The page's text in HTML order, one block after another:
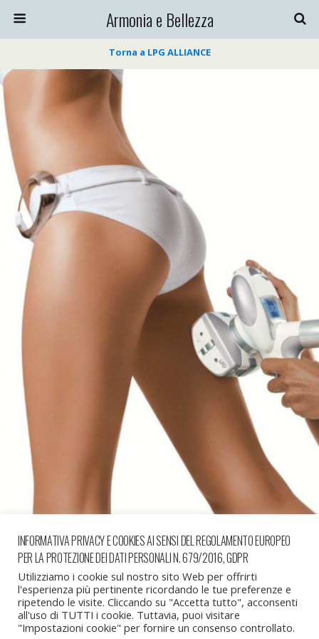
Armonia e Bellezza
Torna a LPG ALLIANCE
« precedente in galleria successiva in galleria »
Torna su
INFORMATIVA PRIVACY E COOKIES AI SENSI DEL REGOLAMENTO EUROPEO
PER LA PROTEZIONE DEI DATI PERSONALI N. 679/2016, GDPR
Utilizziamo i cookie sul nostro sito Web per offrirti
l'esperienza più pertinente ricordando le tue preferenze e
ripetendo le visite. Cliccando su "Accetta tutto", acconsenti
all'uso di TUTTI i cookie. Tuttavia, puoi visitare
"Impostazioni cookie" per fornire un consenso controllato.